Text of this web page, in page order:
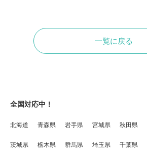
一覧に戻る
全国対応中！
北海道 青森県 岩手県 宮城県 秋田県
茨城県 栃木県 群馬県 埼玉県 千葉県